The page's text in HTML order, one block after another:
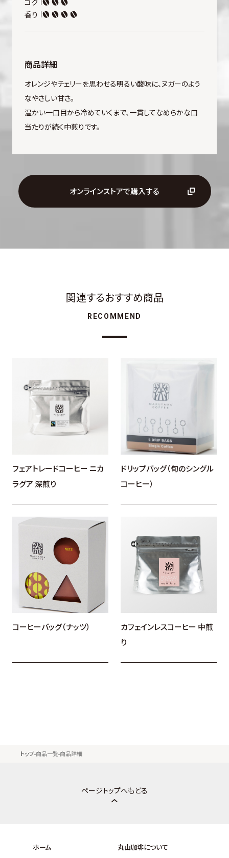
コク
香り
商品詳細
オレンジやチェリーを思わせる明るい酸味に、ヌガーのよう
なやさしい甘さ。
温かい一口目から冷めていくまで、一貫してなめらかな口
当たりが続く中煎りです。
オンラインストアで購入する
関連するおすすめ商品
RECOMMEND
フェアトレードコーヒー ニカ
ラグア 深煎り
ドリップバッグ（旬のシングル
コーヒー）
コーヒーバッグ（ナッツ）
カフェインレスコーヒー 中煎
り
トップ商品一覧商品詳細
ページトップへもどる
ホーム 丸山珈琲について